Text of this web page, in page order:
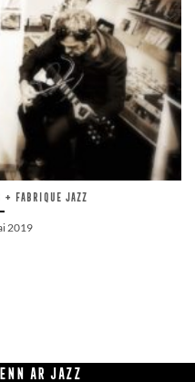
+ Fabrique jazz
2019
Ar Jazz